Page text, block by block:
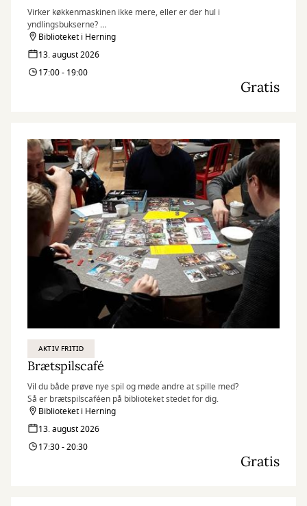
Virker køkkenmaskinen ikke mere, eller er der hul i
yndlingsbukserne?
Til Repair-café kan du få hjælp af frivillige til at give dine ting nyt
liv.
Biblioteket i Herning
13. august 2026
17:00 - 19:00
Gratis
AKTIV FRITID
Brætspilscafé
Vil du både prøve nye spil og møde andre at spille med?
Så er brætspilscaféen på biblioteket stedet for dig.
Biblioteket i Herning
13. august 2026
17:30 - 20:30
Gratis